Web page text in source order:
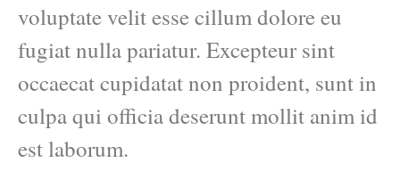
voluptate velit esse cillum dolore eu
fugiat nulla pariatur. Excepteur sint
occaecat cupidatat non proident, sunt in
culpa qui officia deserunt mollit anim id
est laborum.